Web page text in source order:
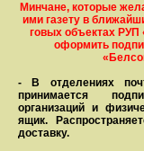
Минчане, которые
ими газету в
го­вых объе­ктах РУП
оформить
- В отделениях
принимается
организаций и
ящик.
доставку.